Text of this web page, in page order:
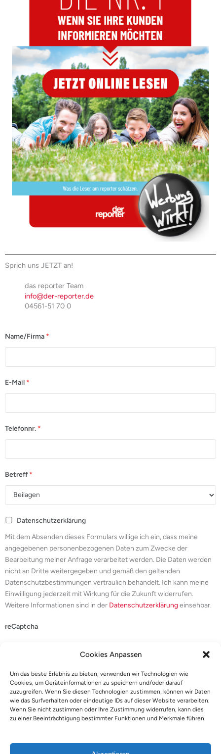
Cookies Anpassen
Um das beste Erlebnis zu bieten, verwenden wir Technologien wie
Cookies, um Geräteinformationen zu speichern und/oder darauf
zuzugreifen. Wenn Sie diesen Technologien zustimmen, können wir Daten
wie das Surfverhalten oder eindeutige IDs auf dieser Website verarbeiten.
Wenn Sie nicht zustimmen oder Ihre Zustimmung widerrufen, kann dies
zu einer Beeinträchtigung bestimmter Funktionen und Merkmale führen.
Sprich uns JETZT an!
das reporter Team
info@der-reporter.de
04561-51 70 0
Name/Firma *
E-Mail *
Telefonnr. *
Betreff *
Datenschutzerklärung
Mit dem Absenden dieses Formulars willige ich ein, dass meine
angegebenen personenbezogenen Daten zum Zwecke der
Bearbeitung meiner Anfrage verarbeitet werden. Die Daten werden
nicht an Dritte weitergegeben und gemäß den geltenden
Datenschutzbestimmungen vertraulich behandelt. Ich kann meine
Einwilligung jederzeit mit Wirkung für die Zukunft widerrufen.
Weitere Informationen sind in der Datenschutzerklärungeinsehbar.
reCaptcha
Absenden